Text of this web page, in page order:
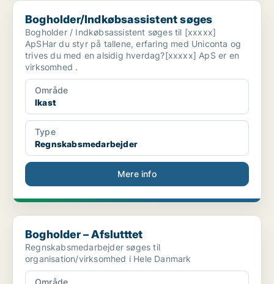
Bogholder/Indkøbsassistent søges
Bogholder/Indkøbsassistent søges
Bogholder / Indkøbsassistent søges til [xxxxx]
ApSHar du styr på tallene, erfaring med Uniconta og
trives du med en alsidig hverdag?[xxxxx] ApS er en
virksomhed .
Område
Ikast
Type
Regnskabsmedarbejder
Mere info
Bogholder – Afslutttet
Bogholder – Afslutttet
Regnskabsmedarbejder søges til
organisation/virksomhed i Hele Danmark